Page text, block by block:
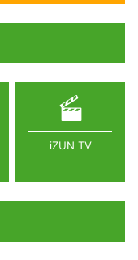
iZUN TV